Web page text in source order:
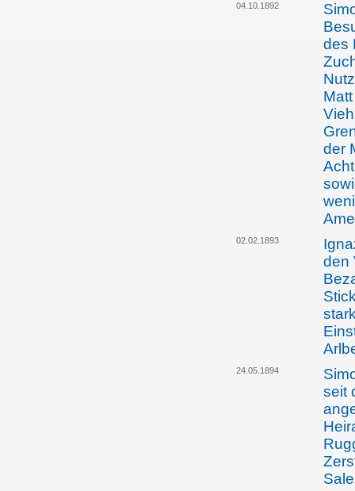
04.10.1892
des
der
02.02.1893
den
24.05.1894
seit